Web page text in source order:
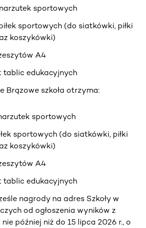
sportowych
sportowych (do siatkówki, piłki
koszykówki)
A4
tablic edukacyjnych
Brązowe szkoła otrzyma:
sportowych
sportowych (do siatkówki, piłki
koszykówki)
A4
tablic edukacyjnych
nagrody na adres Szkoły w
od ogłoszenia wyników z
później niż do 15 lipca 2026 r., o